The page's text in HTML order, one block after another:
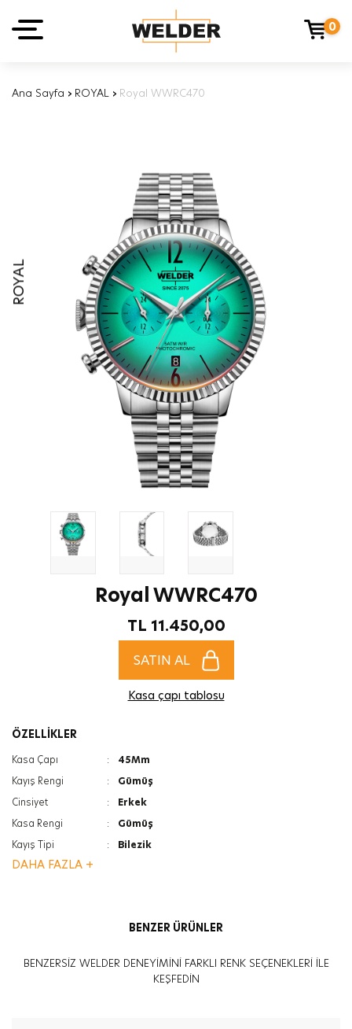
0
Ana Sayfa › ROYAL › Royal WWRC470
ROYAL
Royal WWRC470
TL 11.450,00
SATIN AL
Kasa çapı tablosu
ÖZELLİKLER
Kasa Çapı :
45Mm
Kayış Rengi
:
Gümüş
Cinsiyet
:
Erkek
Kasa Rengi
:
Gümüş
Kayış Tipi
:
Bilezik
Ağırlık
13.6Mm
Tarih Göstergesi
DAHA FAZLA +
BENZER ÜRÜNLER
BENZERSİZ WELDER DENEYİMİNİ FARKLI RENK SEÇENEKLERİ İLE
KEŞFEDİN